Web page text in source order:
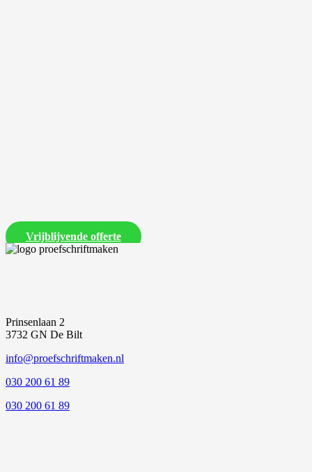
Vrijblijvende offerte
Prinsenlaan 2
3732 GN De Bilt
info@proefschriftmaken.nl
030 200 61 89
030 200 61 89